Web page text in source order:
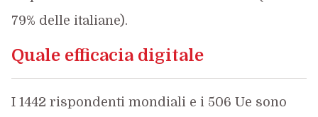
79% delle italiane).
Quale efficacia digitale
I 1442 rispondenti mondiali e i 506 Ue sono